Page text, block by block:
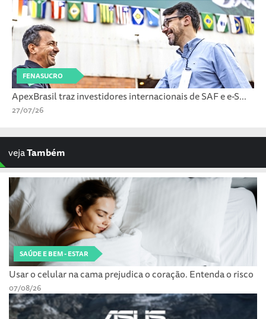
FENASUCRO
ApexBrasil traz investidores internacionais de SAF e e-S...
27/07/26
vejaTambém
SAÚDE E BEM - ESTAR
Usar o celular na cama prejudica o coração. Entenda o risco
07/08/26